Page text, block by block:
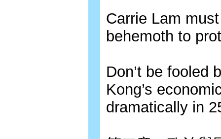
Carrie Lam
behemoth to
Don’t be fooled
Kong’s
dramatically in